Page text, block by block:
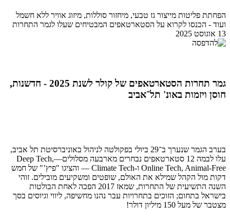
הפחתת פליטות מייצור גז טבעי, מיחזור סוללות, מיזוג אוויר ללא חשמל
ועוד - הכנסו לקרוא על הסטארטאפים המבטיחים שעלו לגמר התחרות
13 אוגוסט 2025
גמר תחרות הסטארטאפים של קולר לשנת 2025 - חדשנות,
חוסן ויזמות באונ' תל־אביב
בערב הגמר שנערך ב־29 ביולי בפקולטה לניהול באוניברסיטת תל אביב,
עלו לבמה 12 סטארטאפים נבחרים מארבעה מסלולים—Deep Tech,
Online Tech, Animal-Free ו-Climate Tech — והציגו "פיץ’" של חמש
דקות מול הקהל שמילא את האולם, שופטים ומשקיעים מובילים. זוהי
השנה התשיעית של התחרות, שמאז 2017 הפכה לאחת הבולטות
בישראל בתחום; הזוכים בתחרויות עבר נהנו מחשיפה, ליווי וגיוסים בסך
מצטבר של מעל 150 מיליון דולר!